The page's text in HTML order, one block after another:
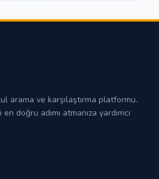
arama ve karşılaştırma platformu.
doğru adımı atmanıza yardımcı